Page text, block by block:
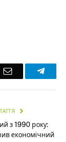
Email
з 1990 року:
економічний